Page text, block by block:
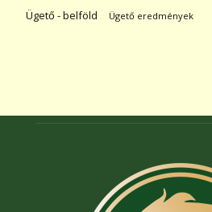
Ügető - belföld Ügető eredmények